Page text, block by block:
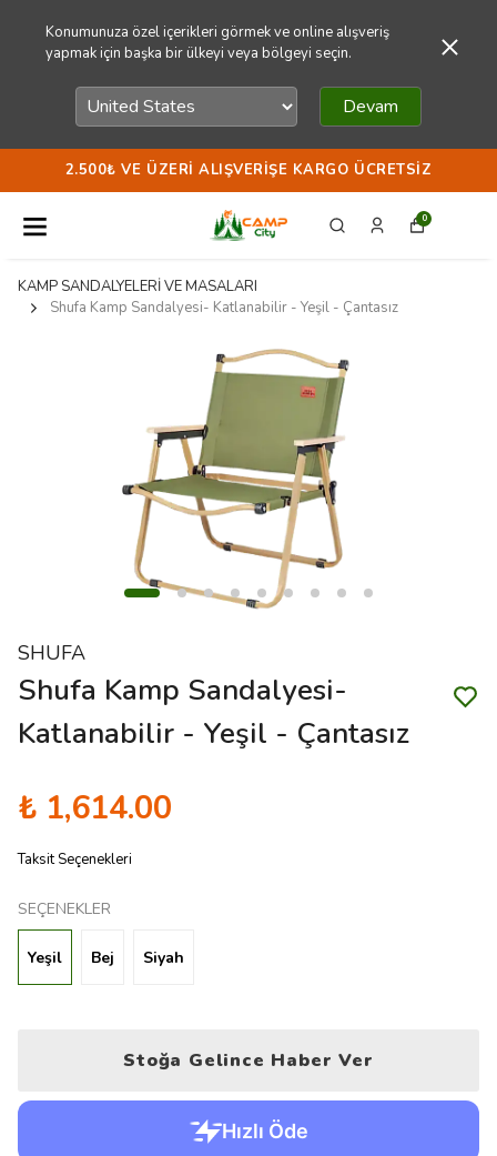
Konumunuza özel içerikleri görmek ve online alışveriş
yapmak için başka bir ülkeyi veya bölgeyi seçin.
Devam
2.500₺ VE ÜZERI ALIŞVERIŞE KARGO ÜCRETSIZ
0
KAMP SANDALYELERİ VE MASALARI
Shufa Kamp Sandalyesi- Katlanabilir - Yeşil - Çantasız
SHUFA
Shufa Kamp Sandalyesi-
Katlanabilir - Yeşil - Çantasız
₺ 1,614.00
Taksit Seçenekleri
SEÇENEKLER
Yeşil Bej Siyah
Stoğa Gelince Haber Ver